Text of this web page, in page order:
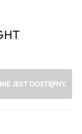
JEST DOSTĘPNY.